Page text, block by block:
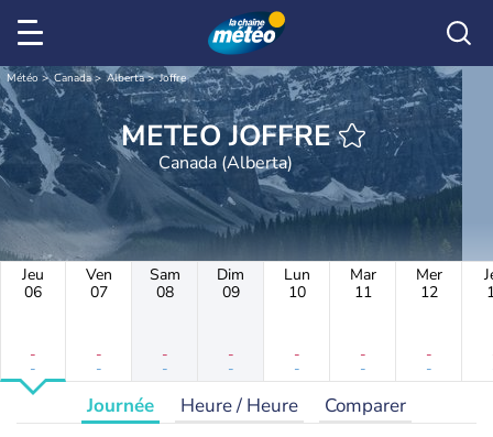
Météo Canada Alberta Joffre
METEO JOFFRE
Canada (Alberta)
Jeu
06
-
-
Ven
07
-
-
Sam
08
-
-
Dim
09
-
-
Lun
10
-
-
Mar
11
-
-
Mer
12
-
-
Journée Heure / Heure Comparer